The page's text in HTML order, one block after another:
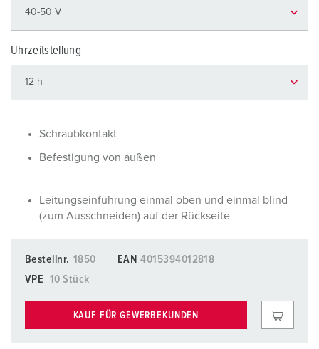
Uhrzeitstellung
Schraubkontakt
Befestigung von außen
Leitungseinführung einmal oben und einmal blind
(zum Ausschneiden) auf der Rückseite
Bestellnr. 1850 EAN 4015394012818
VPE
10 Stück
KAUF FÜR GEWERBEKUNDEN